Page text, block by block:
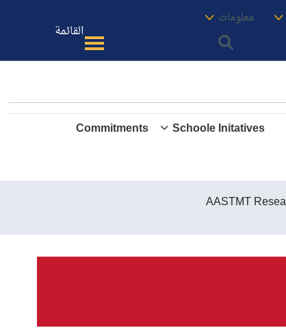
معلومات
القائمة معنا
Schoole Initatives
Commitments
AASTMT